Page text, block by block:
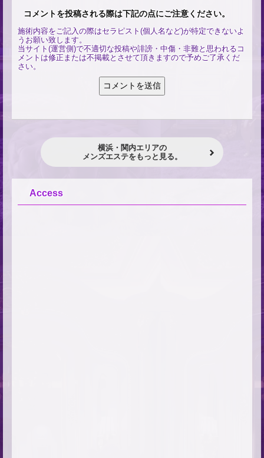
コメントを投稿される際は下記の点にご注意ください。
施術内容をご記入の際はセラピスト(個人名など)が特定できないよ
うお願い致します。
当サイト(運営側)で不適切な投稿や誹謗・中傷・非難と思われるコ
メントは修正または不掲載とさせて頂きますので予めご了承くだ
さい。
横浜・関内エリアの
メンズエステをもっと見る。
Access